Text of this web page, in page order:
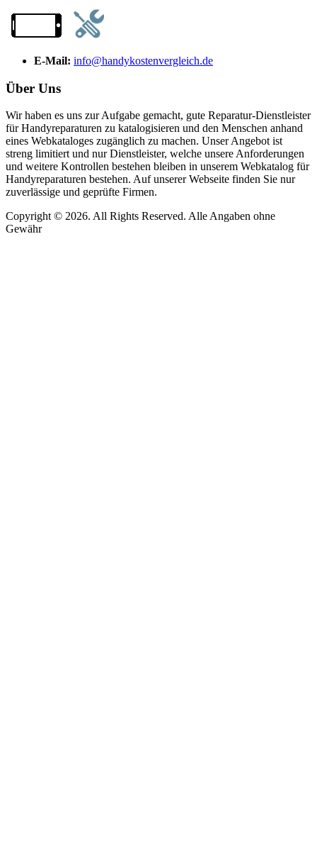
E-Mail: info@handykostenvergleich.de
Über Uns
Wir haben es uns zur Aufgabe gemacht, gute Reparatur-Dienstleister
für Handyreparaturen zu katalogisieren und den Menschen anhand
eines Webkataloges zugänglich zu machen. Unser Angebot ist
streng limitiert und nur Dienstleister, welche unsere Anforderungen
und weitere Kontrollen bestehen bleiben in unserem Webkatalog für
Handyreparaturen bestehen. Auf unserer Webseite finden Sie nur
zuverlässige und geprüfte Firmen.
Copyright © 2026. All Rights Reserved. Alle Angaben ohne
Gewähr